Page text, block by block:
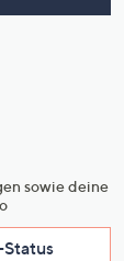
sowie deine